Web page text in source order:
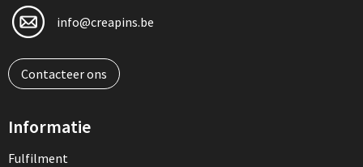
info@creapins.be
Contacteer ons
Informatie
Fulfilment